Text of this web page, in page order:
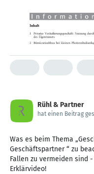
Rühl & Partner
hat einen Beitrag
Was es beim Thema
Geschäftspartner “ zu
Fallen zu vermeiden sind
Erklärvideo!